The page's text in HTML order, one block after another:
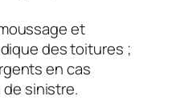
et
des toitures ;
en cas
de sinistre.